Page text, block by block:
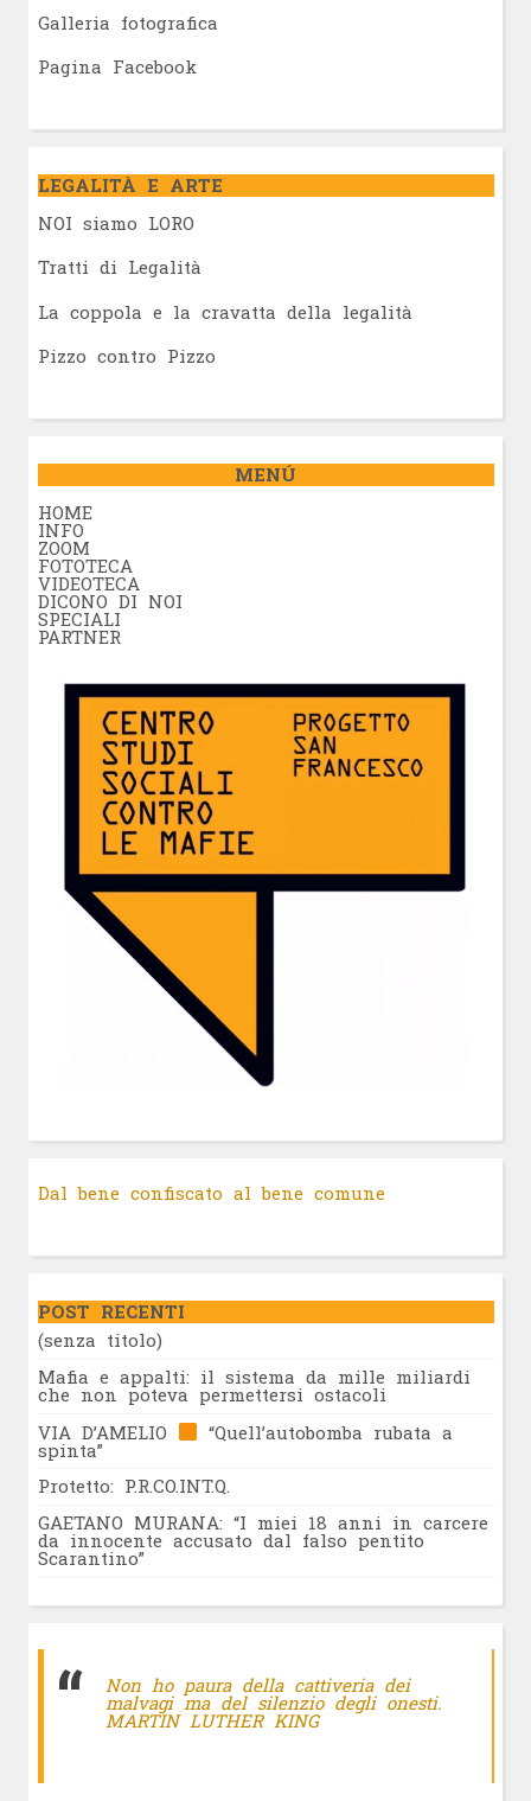
Galleria fotografica
Pagina Facebook
LEGALITÀ E ARTE
NOI siamo LORO
Tratti di Legalità
La coppola e la cravatta della legalità
Pizzo contro Pizzo
MENÚ
HOME
INFO
ZOOM
FOTOTECA
VIDEOTECA
DICONO DI NOI
SPECIALI
PARTNER
Dal bene confiscato al bene comune
POST RECENTI
(senza titolo)
Mafia e appalti: il sistema da mille miliardi
che non poteva permettersi ostacoli
VIA D’AMELIO
“Quell’autobomba rubata a
spinta”
Protetto: P.R.CO.INT.Q.
GAETANO MURANA: “I miei 18 anni in carcere
da innocente accusato dal falso pentito
Scarantino”
Non ho paura della cattiveria dei
malvagi ma del silenzio degli onesti.
MARTIN LUTHER KING